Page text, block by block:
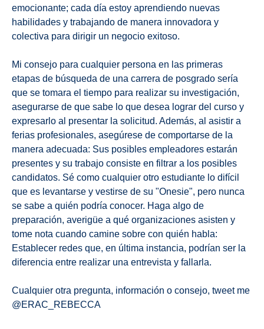
emocionante; cada día estoy aprendiendo nuevas
habilidades y trabajando de manera innovadora y
colectiva para dirigir un negocio exitoso.
Mi consejo para cualquier persona en las primeras
etapas de búsqueda de una carrera de posgrado sería
que se tomara el tiempo para realizar su investigación,
asegurarse de que sabe lo que desea lograr del curso y
expresarlo al presentar la solicitud. Además, al asistir a
ferias profesionales, asegúrese de comportarse de la
manera adecuada: Sus posibles empleadores estarán
presentes y su trabajo consiste en filtrar a los posibles
candidatos. Sé como cualquier otro estudiante lo difícil
que es levantarse y vestirse de su "Onesie", pero nunca
se sabe a quién podría conocer. Haga algo de
preparación, averigüe a qué organizaciones asisten y
tome nota cuando camine sobre con quién habla:
Establecer redes que, en última instancia, podrían ser la
diferencia entre realizar una entrevista y fallarla.
Cualquier otra pregunta, información o consejo, tweet me
@ERAC_REBECCA